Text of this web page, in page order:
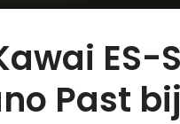
ES-
Past